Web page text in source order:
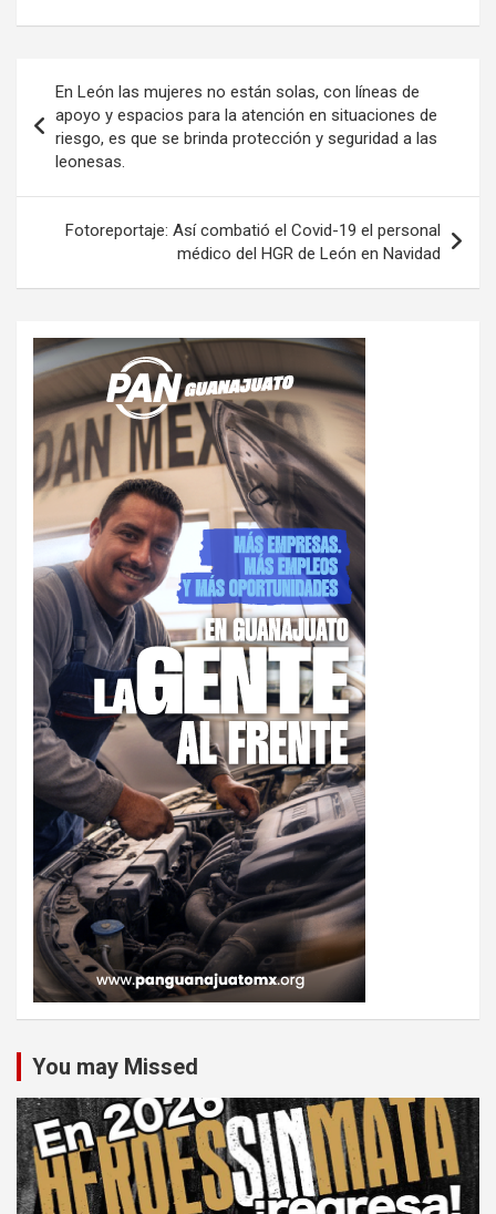
de
entradas
En León las mujeres no están solas, con líneas de
apoyo y espacios para la atención en situaciones de
riesgo, es que se brinda protección y seguridad a las
leonesas.
Fotoreportaje: Así combatió el Covid-19 el personal
médico del HGR de León en Navidad
You may Missed